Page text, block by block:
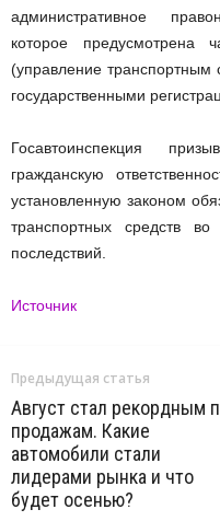
административное
которое
(управление
государственными
Госавтоинспекция
гражданскую
установленную законом
транспортных средств
последствий.
Источник
Предыдущая статья
Август стал рекордным
продажам. Какие
автомобили стали
лидерами рынка и что
будет осенью?